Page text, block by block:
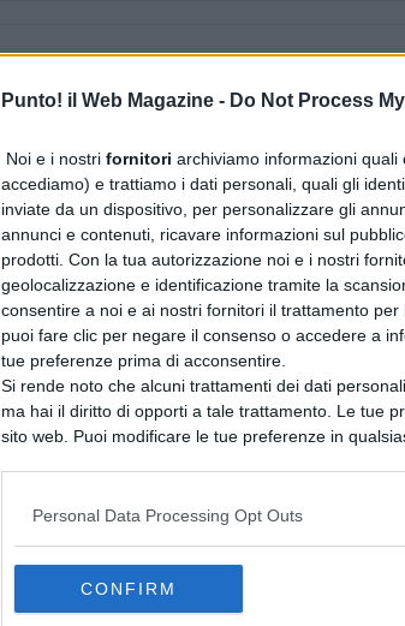
Punto! il Web Magazine - Do Not Process
Noi e i nostri fornitori archiviamo informazioni
accediamo) e trattiamo i dati personali, quali gli
inviate da un dispositivo, per personalizzare gli
annunci e contenuti, ricavare informazioni sul
prodotti. Con la tua autorizzazione noi e i nostri
geolocalizzazione e identificazione tramite la
consentire a noi e ai nostri fornitori il trattamento
puoi fare clic per negare il consenso o accedere a
tue preferenze prima di acconsentire.
Si rende noto che alcuni trattamenti dei dati
ma hai il diritto di opporti a tale trattamento. Le tue
sito web. Puoi modificare le tue preferenze in
Personal Data Processing Opt Outs
CONFIRM